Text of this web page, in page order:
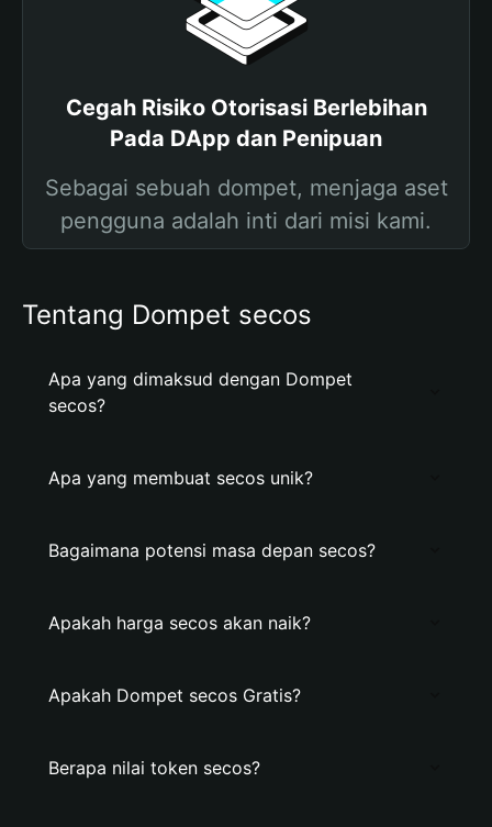
Cegah Risiko Otorisasi Berlebihan
Pada DApp dan Penipuan
Sebagai sebuah dompet, menjaga aset
pengguna adalah inti dari misi kami.
Tentang Dompet secos
Apa yang dimaksud dengan Dompet
secos?
Apa yang membuat secos unik?
Bagaimana potensi masa depan secos?
Apakah harga secos akan naik?
Apakah Dompet secos Gratis?
Berapa nilai token secos?